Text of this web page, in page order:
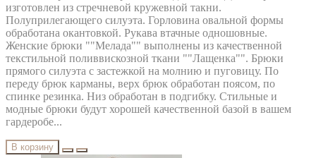
изготовлен из стречневой кружевной такни.
Полуприлегающего силуэта. Горловина овальной формы
обработана окантовкой. Рукава втачные одношовные.
Женские брюки ""Мелада"" выполнены из качественной
текстильной поливвискозной ткани ""Лащенка"". Брюки
прямого силуэта с застежкой на молнию и пуговицу. По
переду брюк карманы, верх брюк обработан поясом, по
спинке резинка. Низ обработан в подгибку. Стильные и
модные брюки будут хорошей качественной базой в вашем
гардеробе...
В корзину